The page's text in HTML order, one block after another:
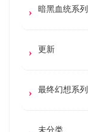
暗黑血统系列
更新
最终幻想系列
未分类